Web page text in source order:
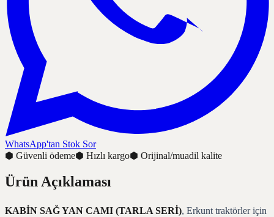
WhatsApp'tan Stok Sor
⬢ Güvenli ödeme⬢ Hızlı kargo⬢ Orijinal/muadil kalite
Ürün Açıklaması
KABİN SAĞ YAN CAMI (TARLA SERİ), Erkunt traktörler için